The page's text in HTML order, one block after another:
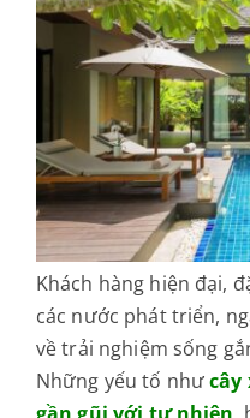
Khách hàng hiện đại,
các nước phát triển,
về trải nghiệm sống
Những yếu tố nhưcây